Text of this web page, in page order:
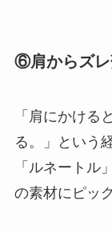
⑥肩からズレ
「肩にかける
る。」という
「ルネートル
の素材にピッ